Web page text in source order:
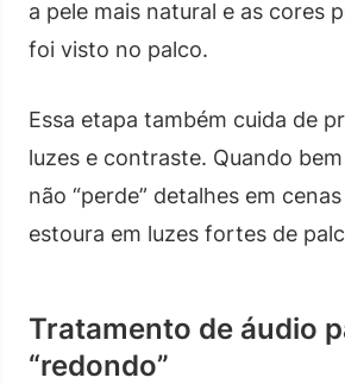
a pele mais natural e as cores
foi visto no palco.
Essa etapa também cuida de
luzes e contraste. Quando
não “perde” detalhes em
estoura em luzes fortes de
Tratamento de áudio
“redondo”